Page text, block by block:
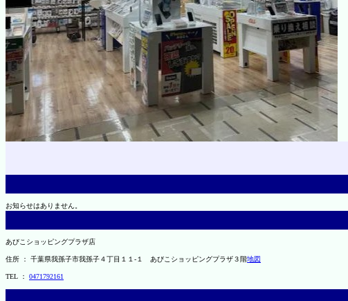
お知らせはありません。
あびこショッピングプラザ店
住所 ： 千葉県我孫子市我孫子４丁目１１-１ あびこショッピングプラザ３階地図
TEL ： 0471792161